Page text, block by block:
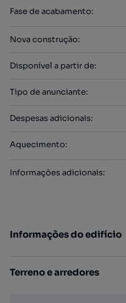
Fase de acabamento:
Nova construção:
Disponível a partir de:
Tipo de anunciante:
Despesas adicionais:
Aquecimento:
Informações adicionais:
Informações do edifício
Terreno e arredores